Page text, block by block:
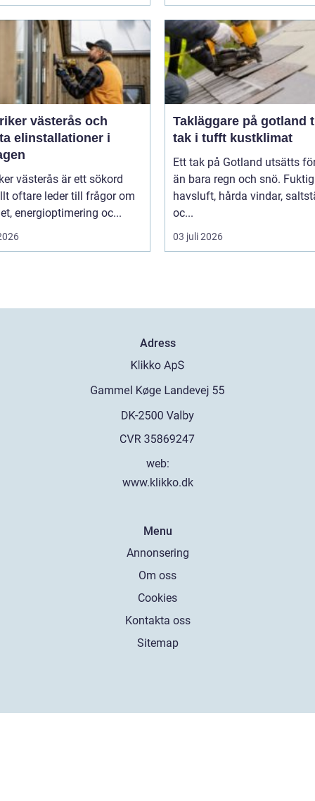
västerås och
elinstallationer i
västerås är ett sökord
oftare leder till frågor om
energioptimering oc...
Takläggare på gotland tryggt
tak i tufft kustklimat
Ett tak på Gotland utsätts
än bara regn och snö. Fuktig
havsluft, hårda vindar,
oc...
03 juli 2026
Adress
web:
www.klikko.dk
Menu
Annonsering
Om oss
Cookies
Kontakta oss
Sitemap